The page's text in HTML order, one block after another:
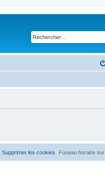
Fuseau horaire sur
Supprimer les cookies